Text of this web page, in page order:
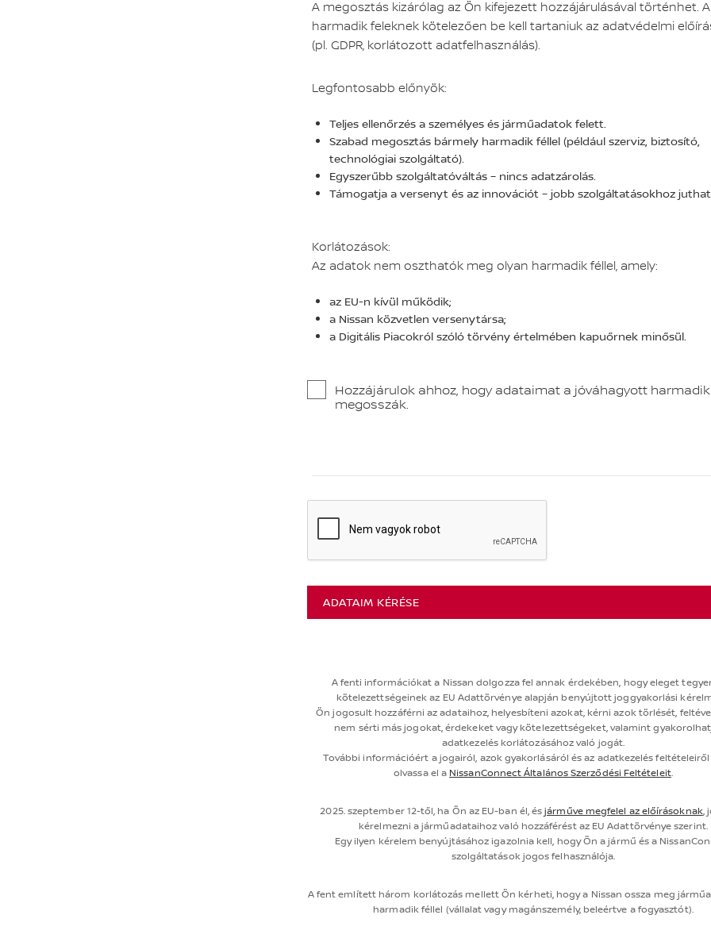
A megosztás kizárólag az Ön kifejezett hozzájárulásával történhet. A
harmadik feleknek kötelezően be kell tartaniuk az adatvédelmi
(pl. GDPR, korlátozott adatfelhasználás).
Legfontosabb előnyök:
Teljes ellenőrzés a személyes és járműadatok felett.
Szabad megosztás bármely harmadik féllel (például szerviz, biztosító,
technológiai szolgáltató).
Egyszerűbb szolgáltatóváltás – nincs adatzárolás.
Támogatja a versenyt és az innovációt – jobb szolgáltatásokhoz juthat.
Korlátozások:
Az adatok nem oszthatók meg olyan harmadik féllel, amely:
az EU-n kívül működik;
a Nissan közvetlen versenytársa;
a Digitális Piacokról szóló törvény értelmében kapuőrnek minősül.
Hozzájárulok ahhoz, hogy adataimat a jóváhagyott
megosszák.
ADATAIM KÉRÉSE
A fenti információkat a Nissan dolgozza fel annak érdekében, hogy eleget
kötelezettségeinek az EU Adattörvénye alapján benyújtott joggyakorlási
Ön jogosult hozzáférni az adataihoz, helyesbíteni azokat, kérni azok törlését,
nem sérti más jogokat, érdekeket vagy kötelezettségeket, valamint
adatkezelés korlátozásához való jogát.
További információért a jogairól, azok gyakorlásáról és az adatkezelés
olvassa el a NissanConnect Általános Szerződési Feltételeit.
2025. szeptember 12-től, ha Ön az EU-ban él, ésjárműve megfelel az előírásoknak,
kérelmezni a járműadataihoz való hozzáférést az EU Adattörvénye szerint.
Egy ilyen kérelem benyújtásához igazolnia kell, hogy Ön a jármű és a
szolgáltatások jogos felhasználója.
A fent említett három korlátozás mellett Ön kérheti, hogy a Nissan ossza meg
harmadik féllel (vállalat vagy magánszemély, beleértve a fogyasztót).